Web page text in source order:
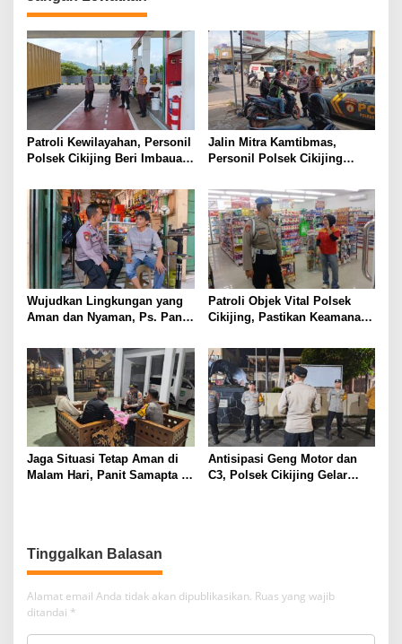
SALURAN AIR DI CIREBON
Patroli Kewilayahan, Personil
Polsek Cikijing Beri Imbauan
Jalin Mitra Kamtibmas,
Personil Polsek Cikijing
Pengendara Ojek Pangkalan
Wujudkan Lingkungan yang
Aman dan Nyaman, Ps. Panit
Sambangi Warga Desa
Cikijing
Patroli Objek Vital Polsek
Cikijing, Pastikan Keamanan
Aman Kepada Masyarakat
Jaga Situasi Tetap Aman di
Malam Hari, Panit Samapta II
Antisipasi Geng Motor dan
C3, Polsek Cikijing Gelar
Tinggalkan Balasan
Alamat email Anda tidak akan dipublikasikan. Ruas yang wajib
ditandai *